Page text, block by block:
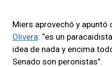
Miers aprovechó y apuntó
Olivera: “es un
idea de nada y encima
Senado son peronistas”.